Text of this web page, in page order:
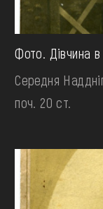
Фото. Дівчина в
Середня
поч. 20 ст.